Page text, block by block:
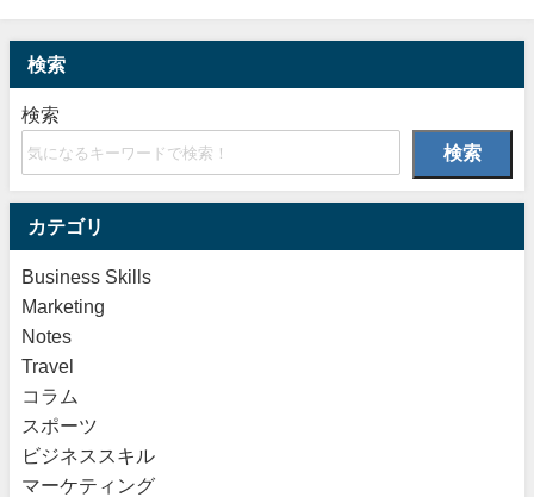
検索
検索
検索
カテゴリ
Business Skills
Marketing
Notes
Travel
コラム
スポーツ
ビジネススキル
マーケティング